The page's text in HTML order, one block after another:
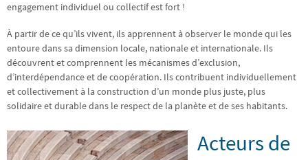
engagement individuel ou collectif est fort !
À partir de ce qu’ils vivent, ils apprennent à observer le monde qui les
entoure dans sa dimension locale, nationale et internationale. Ils
découvrent et comprennent les mécanismes d’exclusion,
d’interdépendance et de coopération. Ils contribuent individuellement
et collectivement à la construction d’un monde plus juste, plus
solidaire et durable dans le respect de la planète et de ses habitants.
Acteurs de